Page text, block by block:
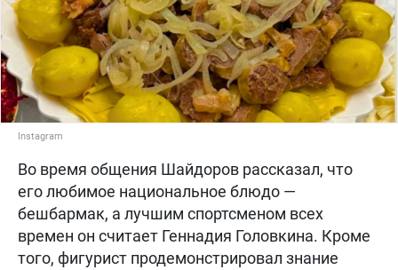
Instagram
Во время общения Шайдоров рассказал, что
его любимое национальное блюдо —
бешбармак, а лучшим спортсменом всех
времен он считает Геннадия Головкина. Кроме
того, фигурист продемонстрировал знание